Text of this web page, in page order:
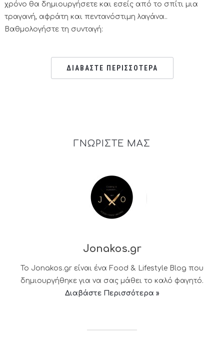
χρόνο θα δημιουργήσετε και εσείς από το σπίτι μια
τραγανή, αφράτη και πεντανόστιμη λαγάνα..
Βαθμολογήστε τη συνταγή:
ΔΙΑΒΑΣΤΕ ΠΕΡΙΣΣΟΤΕΡΑ
ΓΝΩΡΙΣΤΕ ΜΑΣ
Jonakos.gr
Το Jonakos.gr είναι ένα Food & Lifestyle Blog που
δημιουργήθηκε για να σας μάθει το καλό φαγητό.
Διαβάστε Περισσότερα »